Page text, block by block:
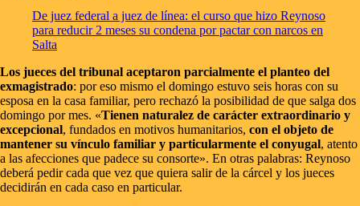
De juez federal a juez de línea: el curso que hizo Reynoso
para reducir 2 meses su condena por pactar con narcos en
Salta
Los jueces del tribunal aceptaron parcialmente el planteo del
exmagistrado: por eso mismo el domingo estuvo seis horas con su
esposa en la casa familiar, pero rechazó la posibilidad de que salga dos
domingo por mes. «Tienen naturalez de carácter extraordinario y
excepcional, fundados en motivos humanitarios, con el objeto de
mantener su vínculo familiar y particularmente el conyugal, atento
a las afecciones que padece su consorte». En otras palabras: Reynoso
deberá pedir cada que vez que quiera salir de la cárcel y los jueces
decidirán en cada caso en particular.